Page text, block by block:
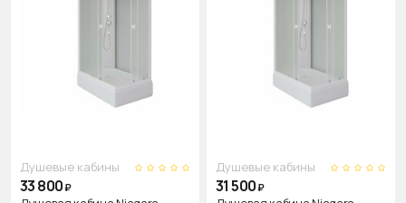
Душевые кабины
33 800₽
Душевые кабины
31 500₽